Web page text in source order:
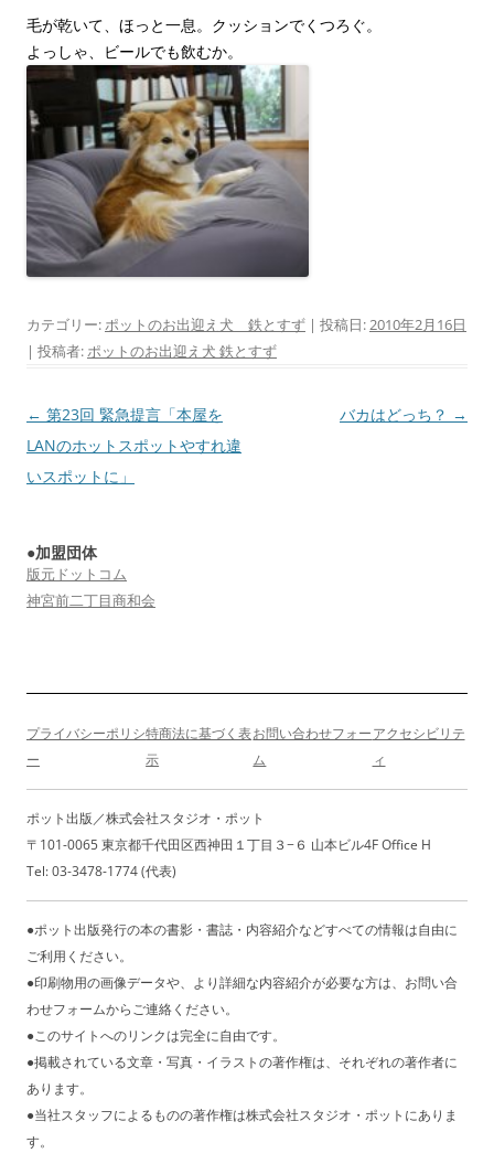
毛が乾いて、ほっと一息。クッションでくつろぐ。
よっしゃ、ビールでも飲むか。
カテゴリー: ポットのお出迎え犬 鉄とすず | 投稿日: 2010年2月16日
| 投稿者: ポットのお出迎え犬 鉄とすず
投
稿
ナ
ー
シ
← 第23回 緊急提言「本屋を
LANのホットスポットやすれ違
いスポットに」
バカはどっち？ →
●加盟団体
版元ドットコム
神宮前二丁目商和会
プライバシーポリシ
ー
特商法に基づく表
示
お問い合わせフォー
ム
アクセシビリテ
ィ
ポット出版／株式会社スタジオ・ポット
〒101-0065 東京都千代田区西神田１丁目３−６ 山本ビル4F Office H
Tel: 03-3478-1774 (代表)
●ポット出版発行の本の書影・書誌・内容紹介などすべての情報は自由に
ご利用ください。
●印刷物用の画像データや、より詳細な内容紹介が必要な方は、お問い合
わせフォームからご連絡ください。
●このサイトへのリンクは完全に自由です。
●掲載されている文章・写真・イラストの著作権は、それぞれの著作者に
あります。
●当社スタッフによるものの著作権は株式会社スタジオ・ポットにありま
す。